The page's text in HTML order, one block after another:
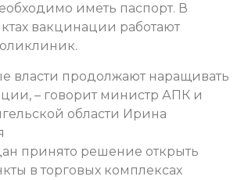
иметь паспорт. В
вакцинации работают
власти продолжают наращивать
– говорит министр АПК и
области Ирина
принято решение открыть
в торговых комплексах